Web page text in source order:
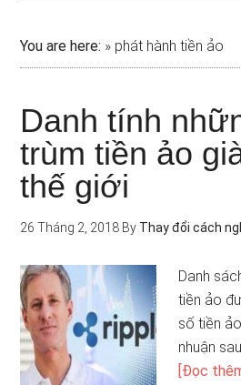
You are here: » phát hành tiền ảo
Danh tính
trùm tiền ảo
thế giới
26 Tháng 2, 2018 By Thay đổi cách
Danh
tiền ảo
số tiền
nhuận
[Đọc